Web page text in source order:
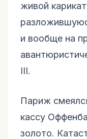
живой
и вообще на
III.
Париж
кассу
золото.